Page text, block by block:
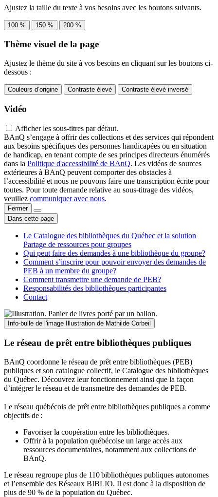
Ajustez la taille du texte à vos besoins avec les boutons suivants.
100 % 150 % 200 %
Thème visuel de la page
Ajustez le thème du site à vos besoins en cliquant sur les boutons ci-
dessous :
Couleurs d’origine Contraste élevé Contraste élevé inversé
Vidéo
Afficher les sous-titres par défaut.
BAnQ s’engage à offrir des collections et des services qui répondent
aux besoins spécifiques des personnes handicapées ou en situation
de handicap, en tenant compte de ses principes directeurs énumérés
dans la Politique d'accessibilité de BAnQ. Les vidéos de sources
extérieures à BAnQ peuvent comporter des obstacles à
l’accessibilité et nous ne pouvons faire une transcription écrite pour
toutes. Pour toute demande relative au sous-titrage des vidéos,
veuillez communiquer avec nous.
Fermer
Dans cette page
Le Catalogue des bibliothèques du Québec et la solution
Partage de ressources pour groupes
Qui peut faire des demandes à une bibliothèque du groupe?
Comment s’inscrire pour pouvoir envoyer des demandes de
PEB à un membre du groupe?
Comment transmettre une demande de PEB?
Responsabilités des bibliothèques participantes
Contact
Info-bulle de l'image Illustration de Mathilde Corbeil
Le réseau de prêt entre bibliothèques publiques
BAnQ coordonne le réseau de prêt entre bibliothèques (PEB)
publiques et son catalogue collectif, le Catalogue des bibliothèques
du Québec. Découvrez leur fonctionnement ainsi que la façon
d’intégrer le réseau et de transmettre des demandes de PEB.
Le réseau québécois de prêt entre bibliothèques publiques a comme
objectifs de :
Favoriser la coopération entre les bibliothèques.
Offrir à la population québécoise un large accès aux
ressources documentaires, notamment aux collections de
BAnQ.
Le réseau regroupe plus de 110bibliothèques publiques autonomes
et l’ensemble des Réseaux BIBLIO. Il est donc à la disposition de
plus de 90 % de la population du Québec.